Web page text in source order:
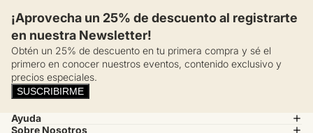
¡Aprovecha un 25% de descuento al registrarte
en nuestra Newsletter!
Obtén un 25% de descuento en tu primera compra y sé el
primero en conocer nuestros eventos, contenido exclusivo y
precios especiales.
SUSCRIBIRME
Ayuda
Sobre Nosotros